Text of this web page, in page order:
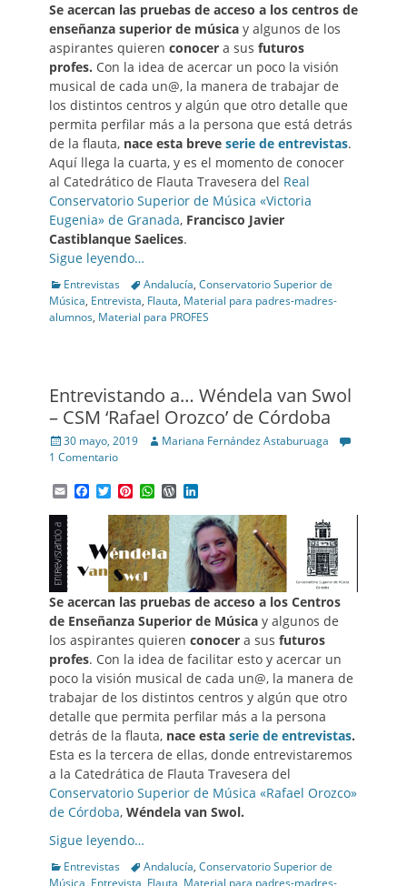
Se acercan las pruebas de acceso a los centros de
enseñanza superior de música y algunos de los
aspirantes quieren conocer a sus futuros
profes. Con la idea de acercar un poco la visión
musical de cada un@, la manera de trabajar de
los distintos centros y algún que otro detalle que
permita perfilar más a la persona que está detrás
de la flauta, nace esta breve serie de entrevistas.
Aquí llega la cuarta, y es el momento de conocer
al Catedrático de Flauta Travesera del Real
Conservatorio Superior de Música «Victoria
Eugenia» de Granada, Francisco Javier
Castiblanque Saelices.
Sigue leyendo…
Categories
Entrevistas TagsAndalucía, Conservatorio Superior de
Música, Entrevista, Flauta, Material para padres-madres-
alumnos, Material para PROFES
Entrevistando a… Wéndela van Swol
– CSM ‘Rafael Orozco’ de Córdoba
Posted
on
30 mayo, 2019 Author
Mariana Fernández Astaburuaga
1 Comentario
EmailFacebook
TwitterPinterest
WhatsApp
WordPress
Se acercan las pruebas de acceso a los Centros
de Enseñanza Superior de Música y algunos de
los aspirantes quieren conocer a sus futuros
profes. Con la idea de facilitar esto y acercar un
poco la visión musical de cada un@, la manera de
trabajar de los distintos centros y algún que otro
detalle que permita perfilar más a la persona
detrás de la flauta, nace esta serie de entrevistas.
Esta es la tercera de ellas, donde entrevistaremos
a la Catedrática de Flauta Travesera del
Conservatorio Superior de Música «Rafael Orozco»
de Córdoba, Wéndela van Swol.
Sigue leyendo…
Categories
Entrevistas TagsAndalucía, Conservatorio Superior de
Música Entrevista Flauta Material para padres-madres-